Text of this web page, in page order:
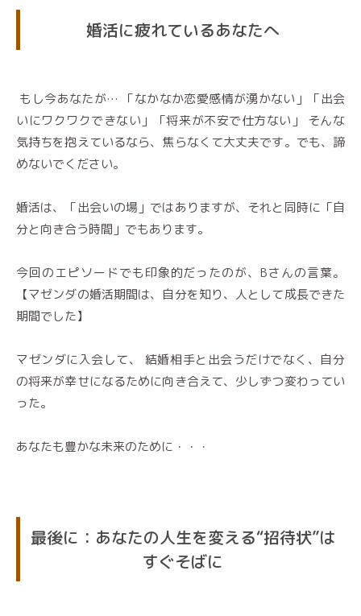
婚活に疲れているあなたへ
もし今あなたが… 「なかなか恋愛感情が湧かない」「出会
いにワクワクできない」「将来が不安で仕方ない」 そんな
気持ちを抱えているなら、焦らなくて大丈夫です。でも、諦
めないでください。
婚活は、「出会いの場」ではありますが、それと同時に「自
分と向き合う時間」でもあります。
今回のエピソードでも印象的だったのが、Bさんの言葉。
【マゼンダの婚活期間は、自分を知り、人として成長できた
期間でした】
マゼンダに入会して、 結婚相手と出会うだけでなく、自分
の将来が幸せになるために向き合えて、少しずつ変わってい
った。
あなたも豊かな未来のために・・・
最後に：あなたの人生を変える“招待状”は
すぐそばに